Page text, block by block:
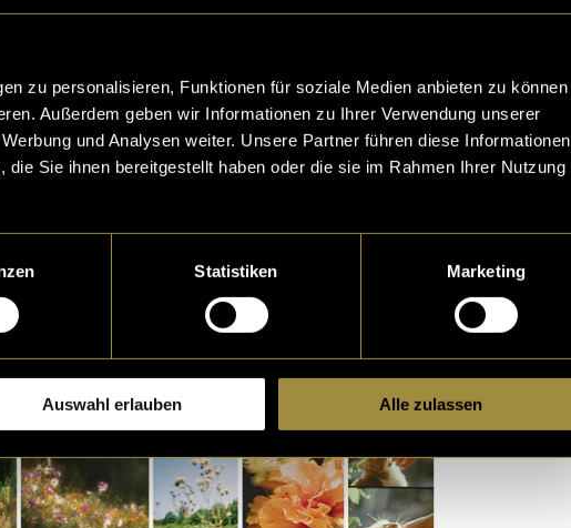
zu personalisieren, Funktionen für soziale Medien anbieten zu können
Außerdem geben wir Informationen zu Ihrer Verwendung unserer
und Analysen weiter. Unsere Partner führen diese Informationen
Sie ihnen bereitgestellt haben oder die sie im Rahmen Ihrer Nutzung
Statistiken Marketing
Auswahl erlauben Alle zulassen
Dadurch war die erste Phase meines Projekts vor
geprägt.